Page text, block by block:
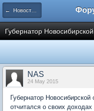
← Новости рынка недвижимости
Губернатор
NAS
24 May 2015
Губернатор
отчитался о своих